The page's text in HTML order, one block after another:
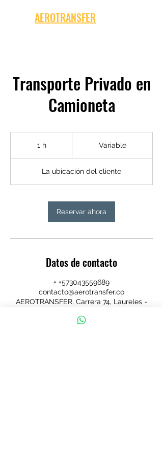
AEROTRANSFER
Transporte Privado en
Camioneta
1 h1 Variable
La ubicación del cliente
Reservar ahora
Datos de contacto
+ +573043559689
contacto@aerotransfer.co
AEROTRANSFER, Carrera 74, Laureles -